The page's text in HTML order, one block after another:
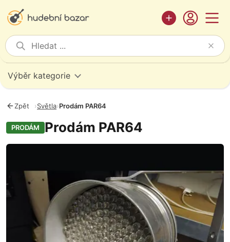
Výběr kategorie
Zpět ›Světla›Prodám PAR64
PRODÁM Prodám PAR64
Fotografie